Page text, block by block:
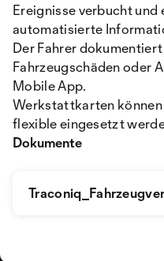
Ereignisse verbucht und
automatisierte
Der Fahrer
Fahrzeugschäden oder
Mobile App.
Werkstattkarten
flexible eingesetzt
Dokumente